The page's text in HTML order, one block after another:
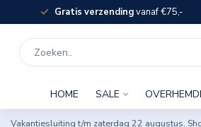
Gratis verzendingvanaf €75,-
HOME SALE
Vakantiesluiting t/m zaterdag 22 augustus.